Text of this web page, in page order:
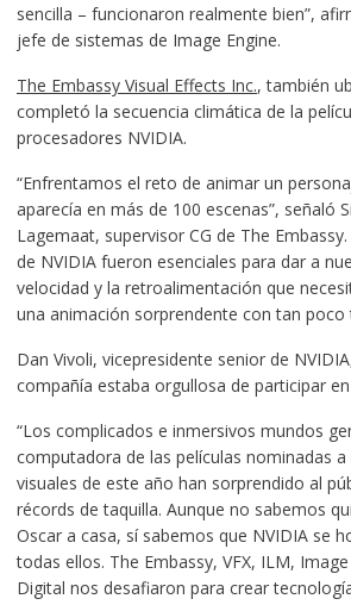
sencilla – funcionaron realmente bien”,
jefe de sistemas de Image Engine.
The Embassy Visual Effects Inc., también
completó la secuencia climática de la
procesadores NVIDIA.
“Enfrentamos el reto de animar un
aparecía en más de 100 escenas”, señaló
Lagemaat, supervisor CG de The
de NVIDIA fueron esenciales para dar a
velocidad y la retroalimentación que
una animación sorprendente con tan poco
Dan Vivoli, vicepresidente senior de
compañía estaba orgullosa de participar
“Los complicados e inmersivos mundos
computadora de las películas nominadas
visuales de este año han sorprendido al
récords de taquilla. Aunque no sabemos
Oscar a casa, sí sabemos que NVIDIA se
todas ellos. The Embassy, VFX, ILM,
Digital nos desafiaron para crear